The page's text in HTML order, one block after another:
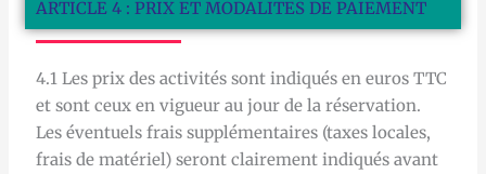
ARTICLE 4 : PRIX ET MODALITES DE PAIEMENT
4.1 Les prix des activités sont indiqués en euros TTC
et sont ceux en vigueur au jour de la réservation.
Les éventuels frais supplémentaires (taxes locales,
frais de matériel) seront clairement indiqués avant